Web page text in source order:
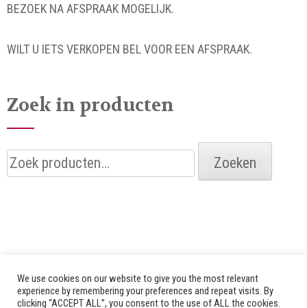
BEZOEK NA AFSPRAAK MOGELIJK.
WILT U IETS VERKOPEN BEL VOOR EEN AFSPRAAK.
Zoek in producten
Zoeken
naar:
Zoeken
We use cookies on our website to give you the most relevant
experience by remembering your preferences and repeat visits. By
clicking “ACCEPT ALL”, you consent to the use of ALL the cookies.